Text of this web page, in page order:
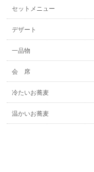
セットメニュー
デザート
一品物
会 席
冷たいお蕎麦
温かいお蕎麦